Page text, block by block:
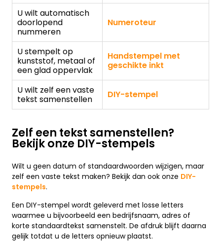
U wilt automatisch
doorlopend
nummeren
Numeroteur
U stempelt op
kunststof, metaal of
een glad oppervlak
Handstempel met
geschikte inkt
U wilt zelf een vaste
tekst samenstellen
DIY-stempel
Zelf een tekst samenstellen?
Bekijk onze DIY-stempels
Wilt u geen datum of standaardwoorden wijzigen, maar
zelf een vaste tekst maken? Bekijk dan ook onze DIY-
stempels.
Een DIY-stempel wordt geleverd met losse letters
waarmee u bijvoorbeeld een bedrijfsnaam, adres of
korte standaardtekst samenstelt. De afdruk blijft daarna
gelijk totdat u de letters opnieuw plaatst.